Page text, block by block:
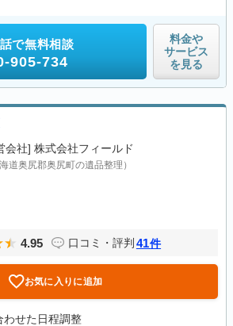
で無料相談
905-734
料金や
サービス
を見る
会社] 株式会社フィールド
海道奥尻郡奥尻町の遺品整理）
4.95 口コミ・評判 41件
お気に入りに追加
せた日程調整